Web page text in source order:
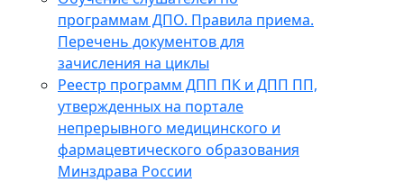
программам ДПО. Правила приема.
Перечень документов для
зачисления на циклы
Реестр программ ДПП ПК и ДПП ПП,
утвержденных на портале
непрерывного медицинского и
фармацевтического образования
Минздрава России